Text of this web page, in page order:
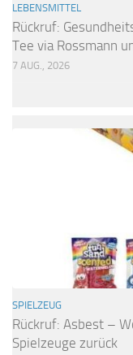
LEBENSMITTEL
Rückruf:
Tee via Rossmann
7 AUG., 2026
SPIELZEUG
Rückruf: Asbest –
Spielzeuge zurück